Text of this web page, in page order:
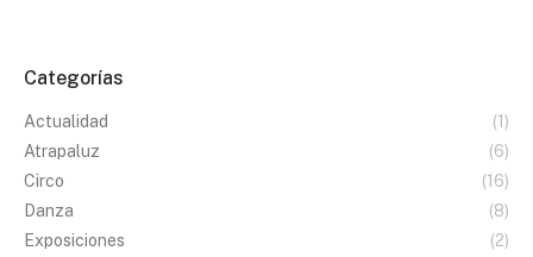
Categorías
Actualidad
(1)
Atrapaluz
(6)
Circo
(16)
Danza
(8)
Exposiciones
(2)